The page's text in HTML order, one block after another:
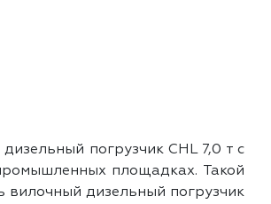
погрузчик CHL 7,0 т с
площадках. Такой
вилочный дизельный погрузчик